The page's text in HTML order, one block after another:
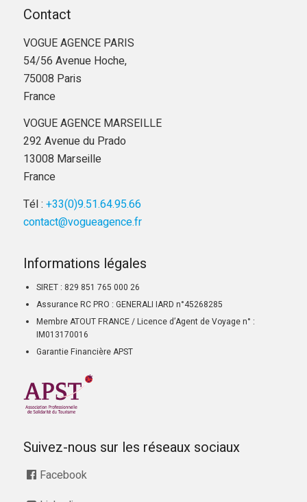
Contact
VOGUE AGENCE PARIS
54/56 Avenue Hoche,
75008 Paris
France
VOGUE AGENCE MARSEILLE
292 Avenue du Prado
13008 Marseille
France
Tél : +33(0)9.51.64.95.66
contact@vogueagence.fr
Informations légales
SIRET : 829 851 765 000 26
Assurance RC PRO : GENERALI IARD n°45268285
Membre ATOUT FRANCE / Licence d’Agent de Voyage n° :
IM013170016
Garantie Financière APST
Suivez-nous sur les réseaux sociaux
Facebook